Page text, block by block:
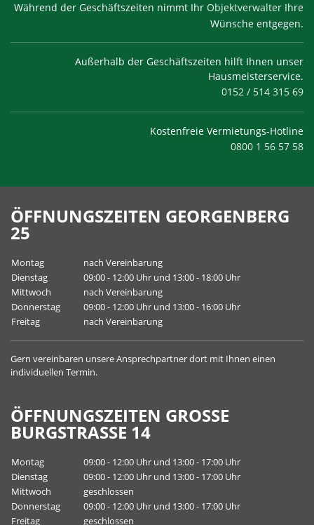
Während der Geschäftszeiten nimmt Ihr Objektverwalter Ihre
Wünsche entgegen.
Außerhalb der Geschäftszeiten hilft Ihnen unser
Hausmeisterservice.
0152 / 514 315 69
Kostenfreie Vermietungs-Hotline
0800 1 56 57 58
ÖFFNUNGSZEITEN GEORGENBERG
25
Montag
nach Vereinbarung
Dienstag
09:00 - 12:00 Uhr und 13:00 - 18:00 Uhr
Mittwoch
nach Vereinbarung
Donnerstag
09:00 - 12:00 Uhr und 13:00 - 16:00 Uhr
Freitag
nach Vereinbarung
Gern vereinbaren unsereAnsprechpartnerdort mit Ihnen einen
individuellen Termin.
ÖFFNUNGSZEITEN GROSSE B
URGSTRASSE 14
Montag
09:00 - 12:00 Uhr und 13:00 - 17:00 Uhr
Dienstag
09:00 - 12:00 Uhr und 13:00 - 17:00 Uhr
Mittwoch
geschlossen
Donnerstag
09:00 - 12:00 Uhr und 13:00 - 17:00 Uhr
Freitag
geschlossen